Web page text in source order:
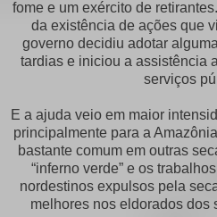
fome e um exército de
da existência de ações que
governo decidiu adotar
tardias e iniciou a assistência
serviços
E a ajuda veio em maior
principalmente para a
bastante comum em outras
“inferno verde” e os
nordestinos expulsos pela
melhores nos eldorados dos